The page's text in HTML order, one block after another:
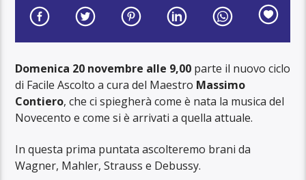
Domenica 20 novembre alle 9,00 parte il nuovo ciclo
di Facile Ascolto a cura del Maestro Massimo
Contiero, che ci spiegherà come è nata la musica del
Novecento e come si è arrivati a quella attuale.
In questa prima puntata ascolteremo brani da
Wagner, Mahler, Strauss e Debussy.